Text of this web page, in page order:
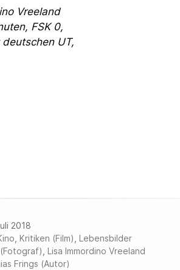
Vreeland
FSK 0,
UT,
2018
,Kritiken (Film) ,Lebensbilder
,Lisa Immordino Vreeland
Frings (Autor)